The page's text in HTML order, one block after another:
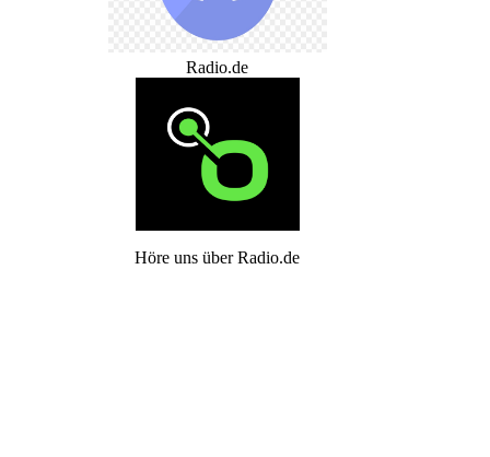
Radio.de
Höre uns über Radio.de